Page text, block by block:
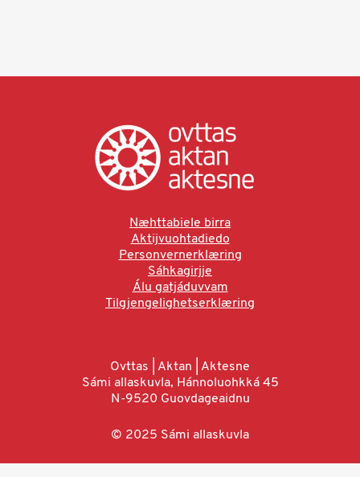
Næhttabiele birra
Aktijvuohtadiedo
Personvernerklæring
Sáhkagirjje
Álu gatjáduvvam
Tilgjengelighetserklæring
Ovttas | Aktan | Aktesne
Sámi allaskuvla, Hánnoluohkká 45
N-9520 Guovdageaidnu
© 2025 Sámi allaskuvla